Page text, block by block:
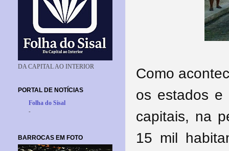
Como
os estados e
capitais, na
15 mil
DA CAPITAL AO INTERIOR
PORTAL DE NOTÍCIAS
Folha do Sisal
-
BARROCAS EM FOTO